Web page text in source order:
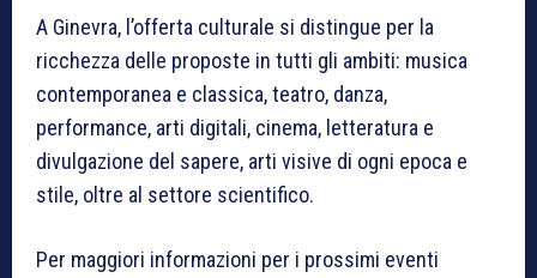
A Ginevra, l’offerta culturale si distingue per la
ricchezza delle proposte in tutti gli ambiti: musica
contemporanea e classica, teatro, danza,
performance, arti digitali, cinema, letteratura e
divulgazione del sapere, arti visive di ogni epoca e
stile, oltre al settore scientifico.
Per maggiori informazioni per i prossimi eventi